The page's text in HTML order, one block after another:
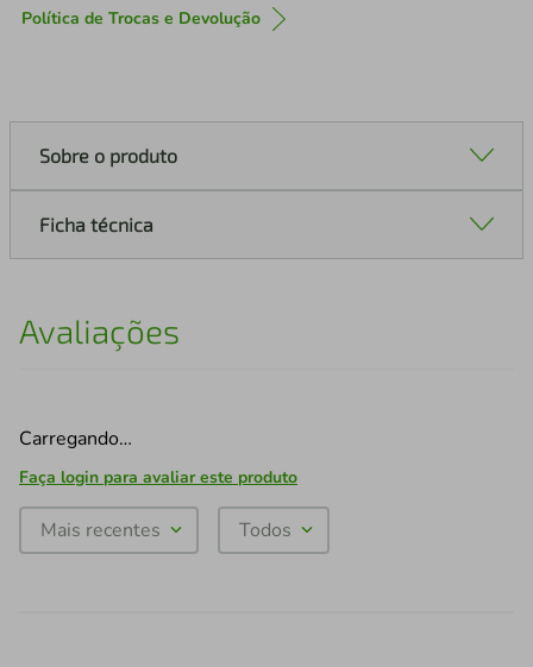
Política de Trocas e Devolução
Sobre o produto
Ficha técnica
Avaliações
Carregando…
Faça login para avaliar este produto
Mais recentes Todos